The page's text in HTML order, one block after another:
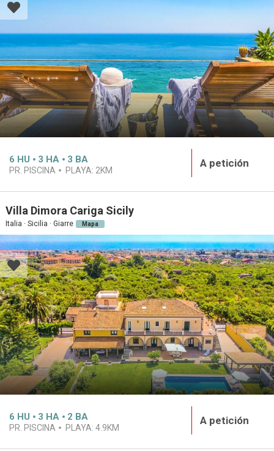
6 HU 3 HA 3 BA
PR. PISCINA PLAYA: 2KM
A petición
Villa Dimora Cariga Sicily
Italia · Sicilia · Giarre Mapa
6 HU 3 HA 2 BA
PR. PISCINA PLAYA: 4.9KM
A petición